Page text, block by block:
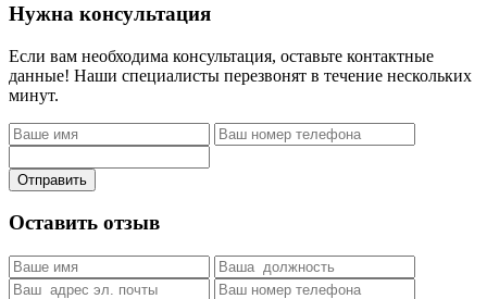
Нужна консультация
Если вам необходима консультация, оставьте контактные
данные! Наши специалисты перезвонят в течение нескольких
минут.
Отправить
Оставить отзыв